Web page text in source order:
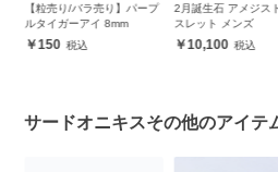
【粒売り/バラ売り】パープ
ルタイガーアイ 8mm
150
2月誕生石 アメジス
スレット メンズ
10,100
サードオニキスその他のアイテ